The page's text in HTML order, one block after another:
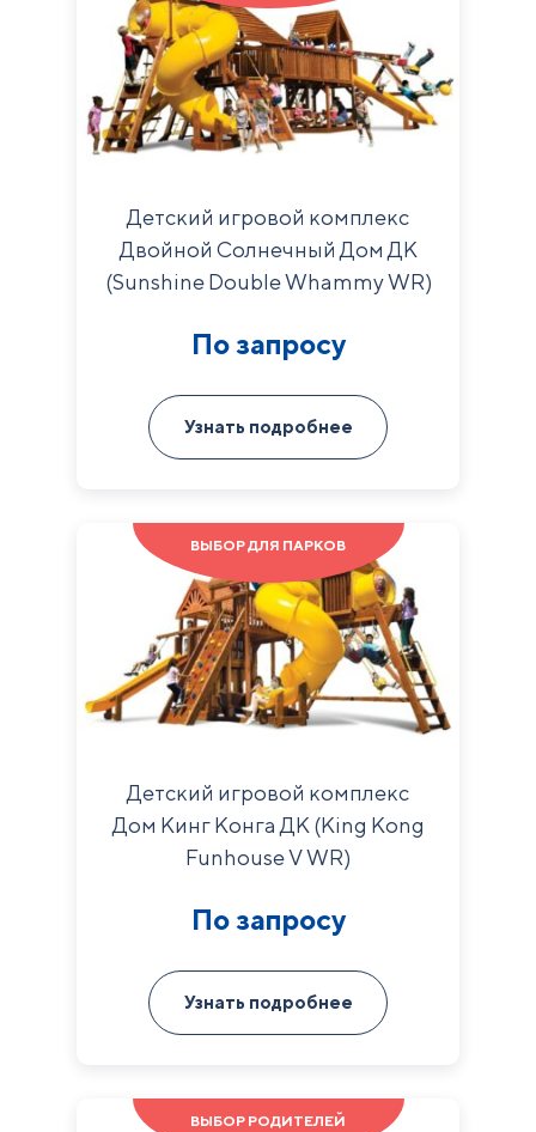
Детский игровой комплекс
Двойной Солнечный Дом ДК
(Sunshine Double Whammy WR)
По запросу
Узнать подробнее
ВЫБОР ДЛЯ ПАРКОВ
Детский игровой комплекс
Дом Кинг Конга ДК (King Kong
Funhouse V WR)
По запросу
Узнать подробнее
ВЫБОР РОДИТЕЛЕЙ